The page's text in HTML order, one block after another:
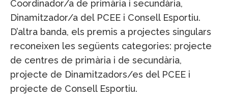
Coordinador/a de primària i secundària,
Dinamitzador/a del PCEE i Consell Esportiu.
D’altra banda, els premis a projectes singulars
reconeixen les següents categories: projecte
de centres de primària i de secundària,
projecte de Dinamitzadors/es del PCEE i
projecte de Consell Esportiu.